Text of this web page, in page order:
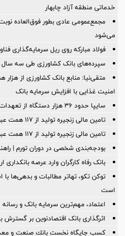
خدماتی منطقه آزاد چابهار
می‌شود
فولاد مبارکه روی ریل سرمایه‌گذاری
سپرده‌های بانک کشاورزی طی سه سال گذشته ۳
متقی‌نیا: منابع بانک کشاورزی از
امنیت غذایی با افزایش سرمایه بانک
سایپا حدود ۳۶ هزار دستگاه از تعهدات خود را کاهش داد
تامین مالی زنجیره تولید از 117 همت عبور کرد
تامین مالی زنجیره تولید از 117 همت عبور کرد
بودجه‌بندی شخصی در دوران تورم |
بانک رفاه کارگران وارد عرصه
توکن تکو، تهاتر مطالبات و بدهی‌ها
است
اعتماد، مهم‌ترین سرمایه بانک و
اثرگذاری بانک اقتصادنوین بر گسترش
كسب جایگاه نخست بانك صنعت و